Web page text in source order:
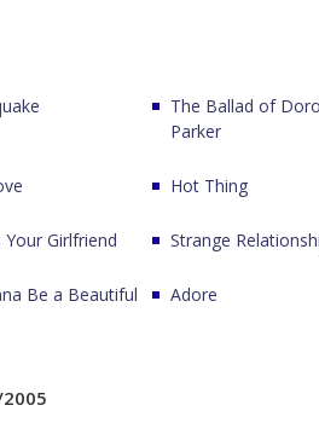
The Ballad of
Parker
Hot Thing
Your Girlfriend Strange
Be a Beautiful
Adore